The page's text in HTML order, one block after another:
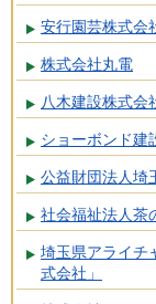
安行園芸株式会
株式会社丸電
八木建設株式会
ショーボンド建
公益財団法人埼
社会福祉法人茶
埼玉県アライチ
式会社」